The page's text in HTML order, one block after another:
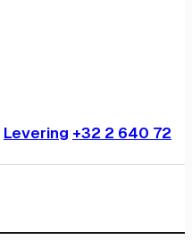
Levering +32 2 640 72